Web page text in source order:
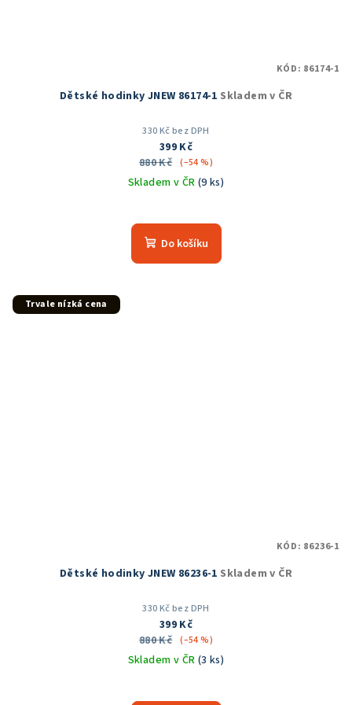
Dětské hodinky JNEW 86174-1 Skladem v ČR
330 Kč bez DPH
399 Kč
880 Kč (–54 %)
Skladem v ČR (9 ks)
hodnocení
produktu
Do košíku
KÓD: 86174-1
Trvale nízká cena
Dětské hodinky JNEW 86236-1 Skladem v ČR
330 Kč bez DPH
399 Kč
880 Kč (–54 %)
Skladem v ČR (3 ks)
KÓD: 86236-1